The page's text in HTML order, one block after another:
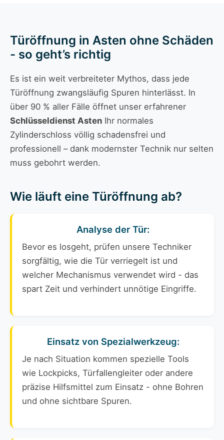
Türöffnung in Asten ohne Schäden
- so geht’s richtig
Es ist ein weit verbreiteter Mythos, dass jede
Türöffnung zwangsläufig Spuren hinterlässt. In
über 90 % aller Fälle öffnet unser erfahrener
Schlüsseldienst Asten Ihr normales
Zylinderschloss völlig schadensfrei und
professionell – dank modernster Technik nur selten
muss gebohrt werden.
Wie läuft eine Türöffnung ab?
Analyse der Tür:
Bevor es losgeht, prüfen unsere Techniker
sorgfältig, wie die Tür verriegelt ist und
welcher Mechanismus verwendet wird - das
spart Zeit und verhindert unnötige Eingriffe.
Einsatz von Spezialwerkzeug:
Je nach Situation kommen spezielle Tools
wie Lockpicks, Türfallengleiter oder andere
präzise Hilfsmittel zum Einsatz - ohne Bohren
und ohne sichtbare Spuren.